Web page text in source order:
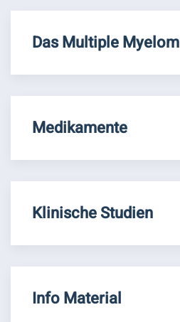
Das Multiple Myelom
Medikamente
Klinische Studien
Info Material